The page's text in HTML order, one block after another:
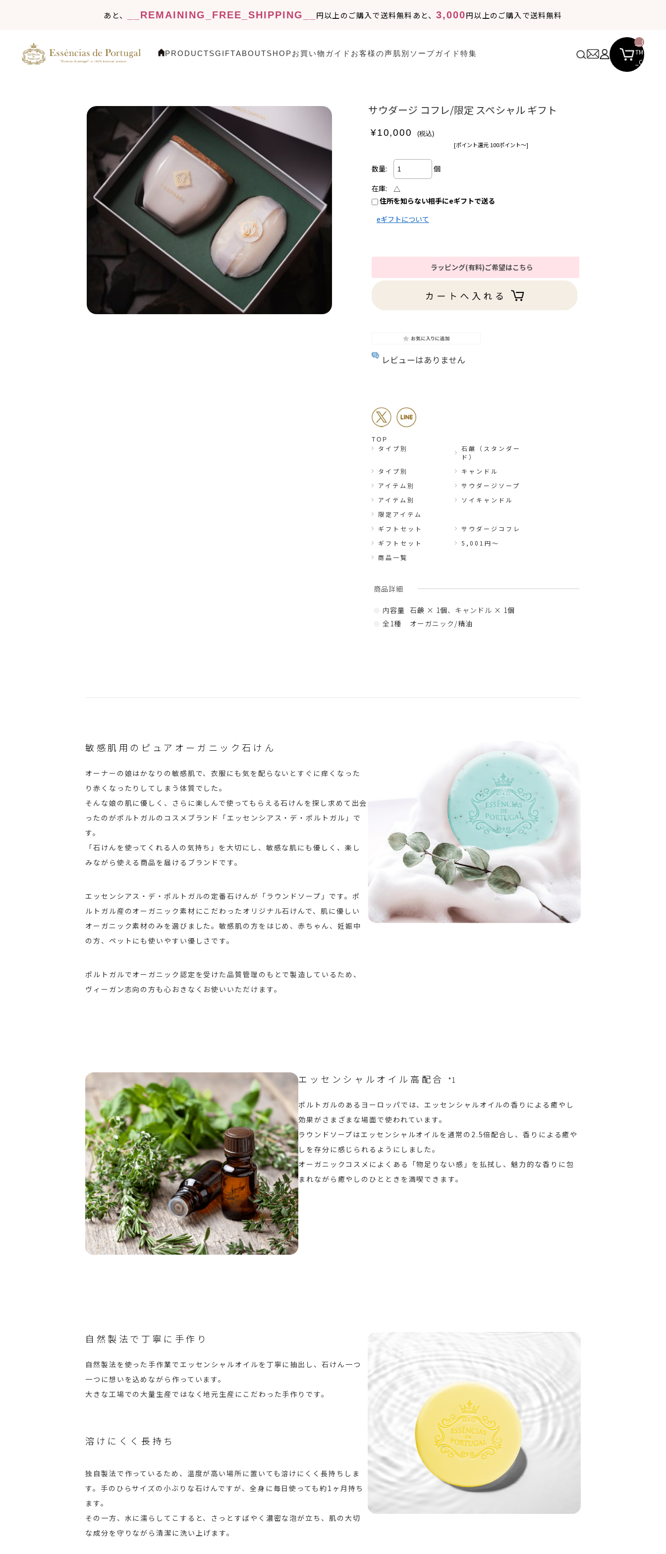
あと、 __REMAINING_FREE_SHIPPING__ 円以上のご購入で送料無料 あと、3,000円以上のご購入で送料無料
PRODUCTSGIFTABOUTSHOPお買い物ガイド お客様の声肌別ソープガイド 特集
__I
TM
_C
NT
サウダージ コフレ/限定 スペシャル ギフト
¥10,000 (税込)
[ポイント還元 100ポイント〜]
数量: 個
在庫:
△
住所を知らない相手にeギフトで送る
eギフトについて
ラッピング(有料)ご希望はこちら
レビューはありません
TOP
タイプ別
石鹸（スタンダー
ド）
タイプ別
キャンドル
アイテム別
サウダージソープ
アイテム別
ソイキャンドル
限定アイテム
ギフトセット
サウダージコフレ
ギフトセット
5,001円〜
商品一覧
商品詳細
内容量 石鹸 × 1個、キャンドル × 1個
全1種
オーガニック/精油
敏感肌用のピュアオーガニック石けん
オーナーの娘はかなりの敏感肌で、衣服にも気を配らないとすぐに痒くなった
り赤くなったりしてしまう体質でした。
そんな娘の肌に優しく、さらに楽しんで使ってもらえる石けんを探し求めて出会
ったのがポルトガルのコスメブランド「エッセンシアス・デ・ポルトガル」で
す。
「石けんを使ってくれる人の気持ち」を大切にし、敏感な肌にも優しく、楽し
みながら使える商品を届けるブランドです。
エッセンシアス・デ・ポルトガルの定番石けんが「ラウンドソープ」です。ポ
ルトガル産のオーガニック素材にこだわったオリジナル石けんで、肌に優しい
オーガニック素材のみを選びました。敏感肌の方をはじめ、赤ちゃん、妊娠中
の方、ペットにも使いやすい優しさです。
ポルトガルでオーガニック認定を受けた品質管理のもとで製造しているため、
ヴィーガン志向の方も心おきなくお使いいただけます。
エッセンシャルオイル高配合 *1
ポルトガルのあるヨーロッパでは、エッセンシャルオイルの香りによる癒やし
効果がさまざまな場面で使われています。
ラウンドソープはエッセンシャルオイルを通常の2.5倍配合し、香りによる癒や
しを存分に感じられるようにしました。
オーガニックコスメによくある「物足りない感」を払拭し、魅力的な香りに包
まれながら癒やしのひとときを満喫できます。
自然製法で丁寧に手作り
自然製法を使った手作業でエッセンシャルオイルを丁寧に抽出し、石けん一つ
一つに想いを込めながら作っています。
大きな工場での大量生産ではなく地元生産にこだわった手作りです。
溶けにくく長持ち
独自製法で作っているため、温度が高い場所に置いても溶けにくく長持ちしま
す。手のひらサイズの小ぶりな石けんですが、全身に毎日使っても約1ヶ月持ち
ます。
その一方、水に濡らしてこすると、さっとすばやく濃密な泡が立ち、肌の大切
な成分を守りながら清潔に洗い上げます。